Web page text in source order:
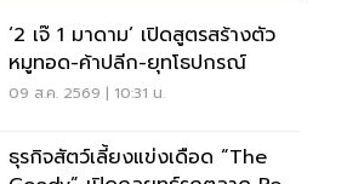
‘2 เจ๊ 1 มาดาม’ เปิดสูตรสร้างตัว
หมูทอด-ค้าปลีก-ยุทโธปกรณ์
09 ส.ค. 2569 | 10:31 น.
ธุรกิจสัตว์เลี้ยงแข่งเดือด “The